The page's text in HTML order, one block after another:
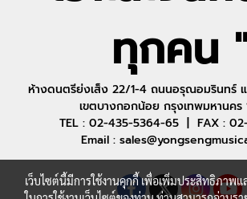
ทุกคน
ห้างดนตรีย่งเส็ง 22/1-4 ถนนอรุณอมรินทร์
เขตบางกอกน้อย กรุงเทพมหานคร
TEL : 02-435-5364-65 | FAX :
Email :
เว็บไซต์นี้มีการใช้งานคุกกี้ เพื่อเพิ่มประสิทธิภาพ